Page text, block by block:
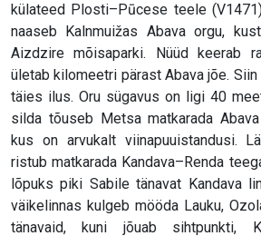
külateed Plosti–Pūcese teele
naaseb Kalnmuižas Abava orgu,
Aizdzire mõisaparki. Nüüd keerab
ületab kilomeetri pärast Abava jõe.
täies ilus. Oru sügavus on ligi 40
silda tõuseb Metsa matkarada
kus on arvukalt viinapuuistandusi.
ristub matkarada Kandava–Renda
lõpuks piki Sabile tänavat Kandava
väikelinnas kulgeb mööda Lauku,
tänavaid, kuni jõuab sihtpunkti,